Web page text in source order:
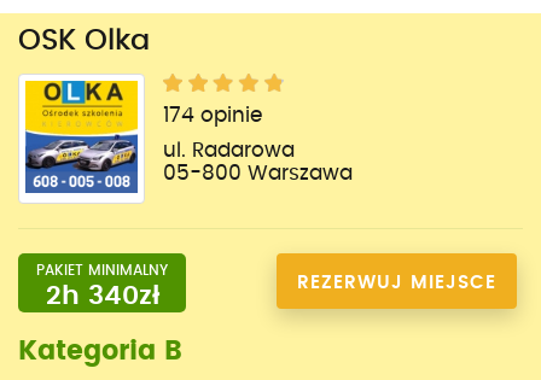
OSK Olka
174 opinie
ul. Radarowa
05-800 Warszawa
PAKIET MINIMALNY
2h 340zł REZERWUJ MIEJSCE
Kategoria B